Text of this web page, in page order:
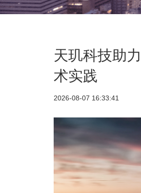
天玑科技助
术实践
2026-08-07 16:33:41